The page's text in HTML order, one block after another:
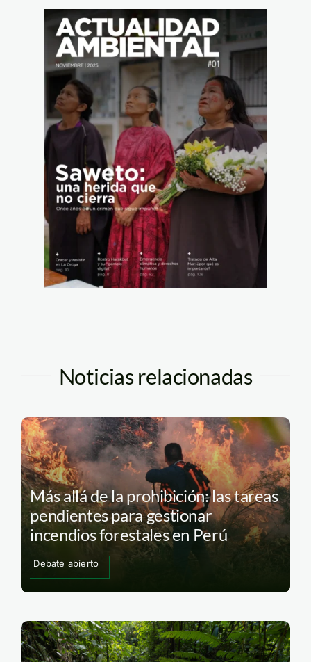
Noticias relacionadas
Más allá de la prohibición: las tareas
pendientes para gestionar
incendios forestales en Perú
Debate abierto